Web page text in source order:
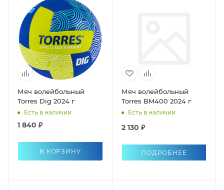
Мяч волейбольный
Torres Dig 2024 г
Есть в наличии
1 840 ₽
В КОРЗИНУ
Мяч волейбольный
Torres BM400 2024 г
Есть в наличии
2 130 ₽
ПОДРОБНЕЕ